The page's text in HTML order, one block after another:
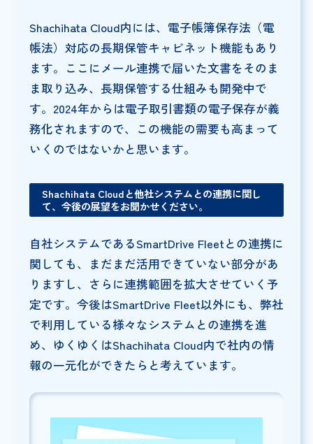
Shachihata Cloud内には、電子帳簿保存法（電
帳法）対応の長期保管キャビネット機能もあり
ます。ここにメール連携で届いた文書をそのま
ま取り込み、長期保管する仕組みも開発中で
す。2024年からは電子取引書類の電子保存が義
務化されますので、この機能の需要も高まって
いくのではないかと思います。
Shachihata Cloudと他社システムとの連携に関し
て、今後の展望をお聞かせください。
自社システムであるSmartDrive Fleetとの連携に
関しても、まだまだ活用できていない部分があ
りますし、さらに連携範囲を拡大させていく予
定です。今後はSmartDrive Fleet以外にも、弊社
で利用している様々なシステムとの連携を進
め、ゆくゆくはShachihata Cloud内で社内の情
報の一元化ができたらと考えています。